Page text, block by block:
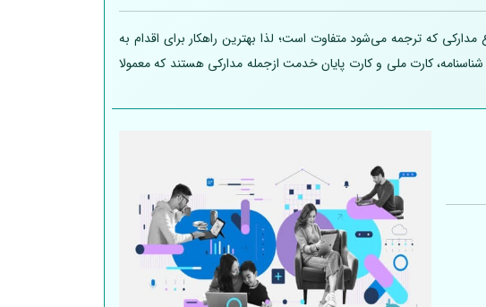
که ترجمه می‌شود متفاوت است؛ لذا بهترین راهکار برای اقدام به
کارت ملی و کارت پایان خدمت ازجمله مدارکی هستند که معمولا